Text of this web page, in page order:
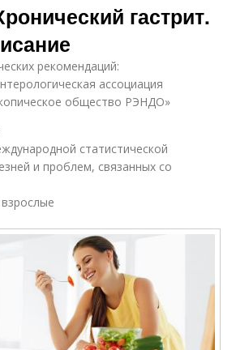
гастрит.
рекомендаций:
ассоциация
общество РЭНДО»
статистической
и проблем, связанных со